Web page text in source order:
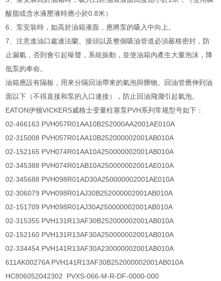
酸脂或含水液壓液時應小於0.8米）
6、泵安裝時，如高於油箱液面，應將泵的吸入中向上。
7、注意進油口處連法蘭、接頭以及整個吸油管道必須嚴格密封，防
止漏氣，否則會引起噪聲，系統振動，並使油箱內產生大量泡沫，降
低泵的奉命。
油箱應設有隔板，用來分隔回油帶來的氣泡與髒物。回油管應伸到油
面以下（不得直接和泵的入口連接），防止回油飛濺引起氣泡。
EATON伊顿VICKERS威格士变量柱塞泵PVH系列常规型号如下：
02-466163 PVH057R01AA10B252000AA2001AE010A
02-315008 PVH057R01AA10B252000002001AB010A
02-152165 PVH074R01AA10A250000002001AB010A
02-345388 PVH074R01AB10A250000002001AE010A
02-345688 PVH098R01AD30A250000002001AE010A
02-306079 PVH098R01AJ30B252000002001AB010A
02-151709 PVH098R01AJ30A250000002001AB010A
02-315355 PVH131R13AF30B252000002001AB010A
02-152160 PVH131R13AF30A250000002001AB010A
02-334454 PVH141R13AF30A230000002001AB010A
611AK00276A PVH141R13AF30B252000002001AB010A
HC806052042302 PVXS-066-M-R-DF-0000-000